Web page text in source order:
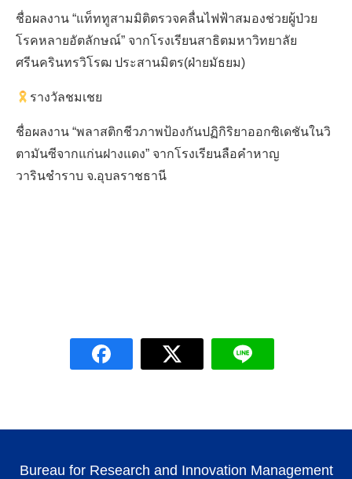
ชื่อผลงาน “แท็ททูสามมิติตรวจคลื่นไฟฟ้าสมองช่วยผู้ป่วย
โรคหลายอัตลักษณ์” จากโรงเรียนสาธิตมหาวิทยาลัย
ศรีนครินทรวิโรฒ ประสานมิตร(ฝ่ายมัธยม)
รางวัลชมเชย
ชื่อผลงาน “พลาสติกชีวภาพป้องกันปฏิกิริยาออกซิเดชันในวิ
ตามันซีจากแก่นฝางแดง” จากโรงเรียนลือคำหาญ
วารินชำราบ จ.อุบลราชธานี
Bureau for Research and Innovation Management